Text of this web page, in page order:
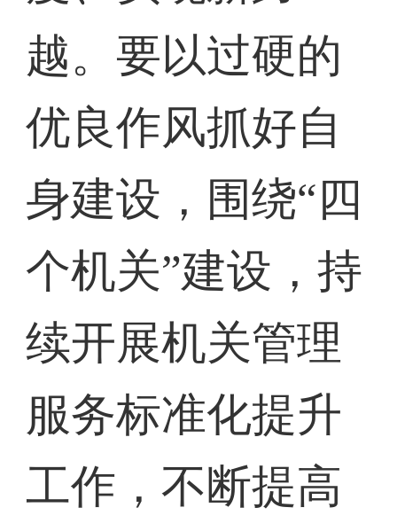
越。要以过硬的
优良作风抓好自
身建设，围绕“四
个机关”建设，持
续开展机关管理
服务标准化提升
工作，不断提高